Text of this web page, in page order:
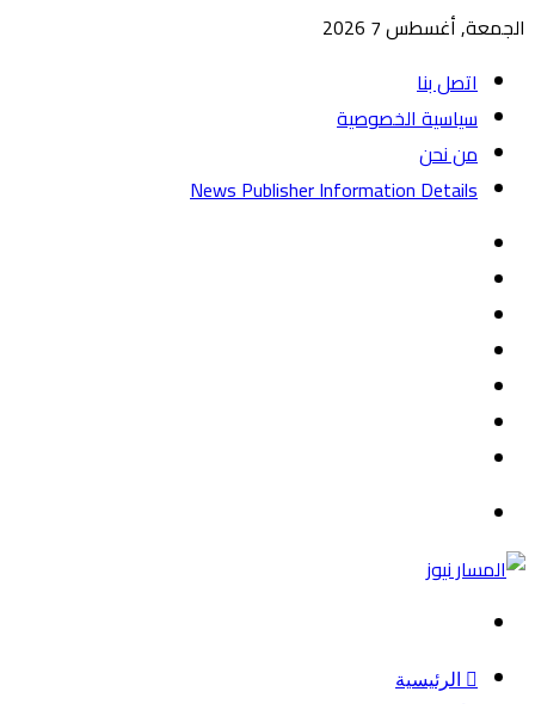
الجمعة, أغسطس 7 2026
اتصل بنا
سياسية الخصوصية
من نحن
News Publisher Information Details
الرئيسية